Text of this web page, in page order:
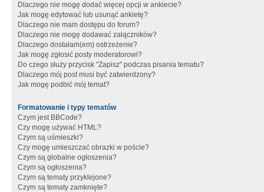
Dlaczego nie mogę dodać więcej opcji w ankiecie?
Jak mogę edytować lub usunąć ankietę?
Dlaczego nie mam dostępu do forum?
Dlaczego nie mogę dodawać załączników?
Dlaczego dostałam(em) ostrzeżenie?
Jak mogę zgłosić posty moderatorowi?
Do czego służy przycisk "Zapisz" podczas pisania tematu?
Dlaczego mój post musi być zatwierdzony?
Jak mogę podbić mój temat?
Formatowanie i typy tematów
Czym jest BBCode?
Czy mogę używać HTML?
Czym są uśmieszki?
Czy mogę umieszczać obrazki w poście?
Czym są globalne ogłoszenia?
Czym są ogłoszenia?
Czym są tematy przyklejone?
Czym są tematy zamknięte?